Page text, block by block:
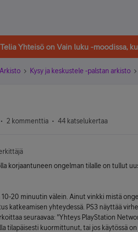
Telia Yhteisö on Vain luku -moodissa,
Arkisto Kysy ja keskustele -palstan arkisto
2 kommenttia 44 katselukertaa
korjaantuneen ongelman tilalle on tullut
10-20 minuutin välein. Ainut vinkki mistä
katkeamisen yhteydessä. PS3 näyttää
seuraavaa: "Yhteys PlayStation
tilapäisesti kuormittunut, tai jos käytössä